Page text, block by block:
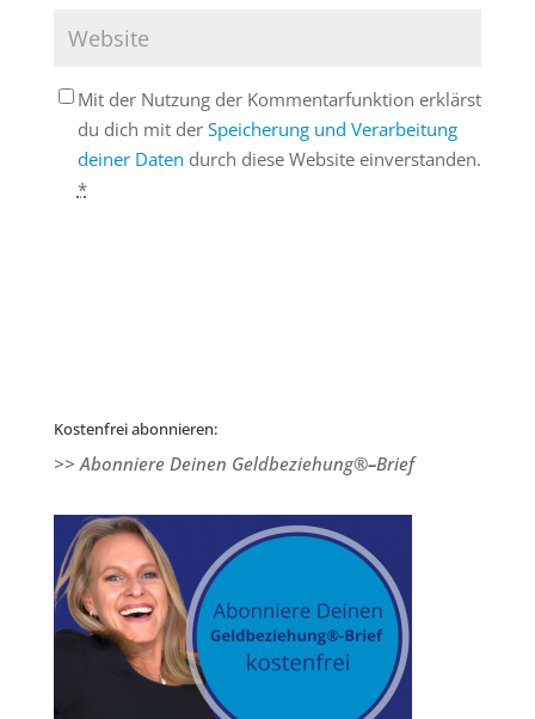
Mit der Nutzung der Kommentarfunktion erklärst
du dich mit der Speicherung und Verarbeitung
deiner Daten durch diese Website einverstanden.
*
Kostenfrei abonnieren:
>> Abonniere Deinen Geldbeziehung®–Brief